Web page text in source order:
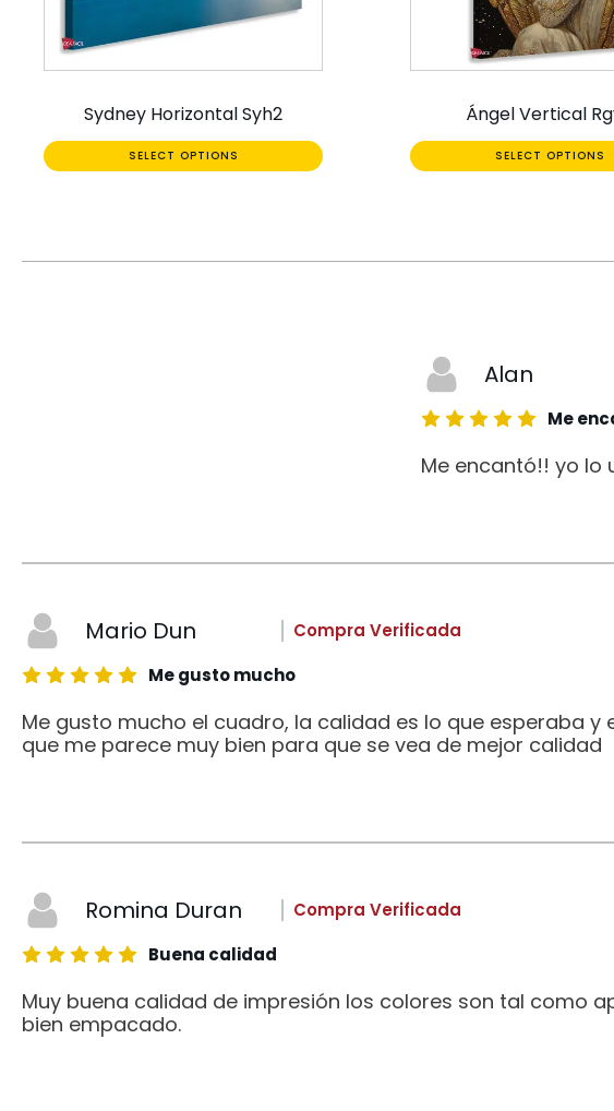
Sydney Horizontal Syh2
SELECT OPTIONS
Ángel Vertical
SELECT OPTIONS
Alan
Me
Me encantó!! yo lo
Mario Dun
Compra Verificada
Me gusto mucho
Me gusto mucho el cuadro, la calidad es lo que esperaba
que me parece muy bien para que se vea de mejor calidad
Romina Duran
Compra Verificada
Buena calidad
Muy buena calidad de impresión los colores son tal como
bien empacado.